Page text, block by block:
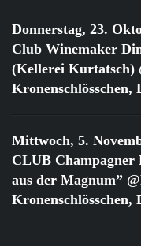
Donnerstag, 23.
Club Winemaker
(Kellerei Kurtatsch)
Kronenschlösschen,
Mittwoch, 5.
CLUB Champagner
aus der Magnum”
Kronenschlösschen,